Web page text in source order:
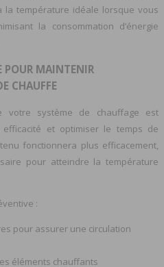
la température idéale lorsque vous
la consommation d’énergie
POUR MAINTENIR
CHAUFFE
votre système de chauffage est
et optimiser le temps de
fonctionnera plus efficacement,
pour atteindre la température
:
pour assurer une circulation
éléments chauffants